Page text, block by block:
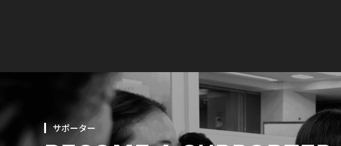
サポーター